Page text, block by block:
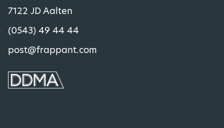
7122 JD Aalten
(0543) 49 44 44
post@frappant.com